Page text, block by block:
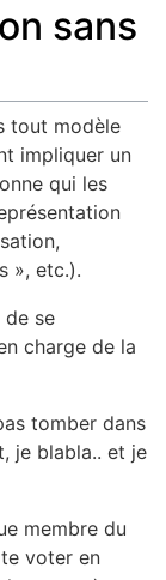
sans
tout modèle
impliquer un
qui les
», etc.).
de se
charge de la
tomber dans
je blabla.. et je
membre du
voter en